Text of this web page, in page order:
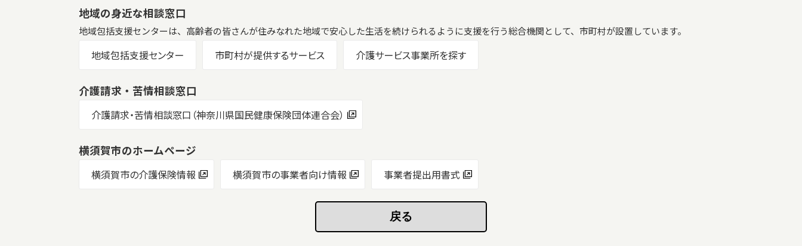
地域の身近な相談窓口
地域包括支援センターは、高齢者の皆さんが住みなれた地域で安心した生活を続けられるように支援を行う総合機関として、市町村が設置しています。
地域包括支援センター 市町村が提供するサービス 介護サービス事業所を探す
介護請求・苦情相談窓口
介護請求・苦情相談窓口（神奈川県国民健康保険団体連合会）
横須賀市のホームページ
横須賀市の介護保険情報 横須賀市の事業者向け情報 事業者提出用書式